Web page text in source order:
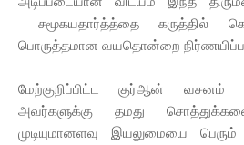
சமூகயதார்த்த்தை கருத்தில்
பொருத்தமான வயதொன்றை
மேற்குறிப்பிட்ட குர்ஆன் வசனம்
அவர்களுக்கு தமது
முடியுமானளவு இயலுமையை பெரும்